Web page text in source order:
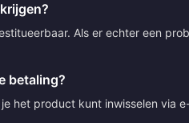
Als er echter een
betaling?
het product kunt inwisselen